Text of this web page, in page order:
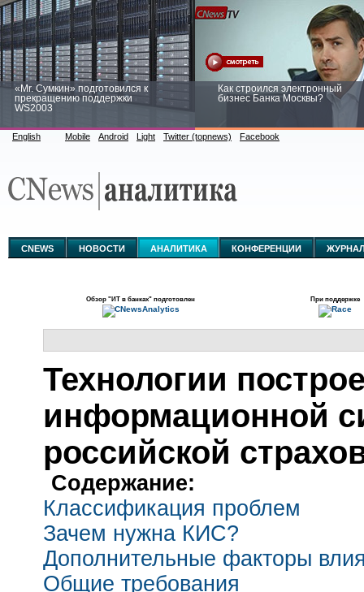
«Mr. Сумкин» подготовился к
прекращению поддержки
WS2003
Как строился электронный
бизнес Банка Москвы?
аналитике
English Mobile Android Light Twitter (topnews) Facebook
CNEWS НОВОСТИ АНАЛИТИКА КОНФЕРЕНЦИИ
Обзор"ИТ в банках" подготовлен При поддержке
Технологии
информационной
российской
Содержание:
Классификация проблем
Зачем нужна КИС?
Дополнительные факторы
Общие требования